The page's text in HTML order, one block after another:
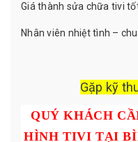
Giá thành sửa chữa tivi
Nhân viên nhiệt tình –
Gặp kỹ
QUÝ KHÁCH
HÌNH TIVI TẠI